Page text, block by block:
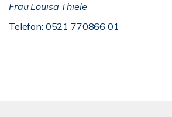
Frau Louisa Thiele
Telefon: 0521 770866 01